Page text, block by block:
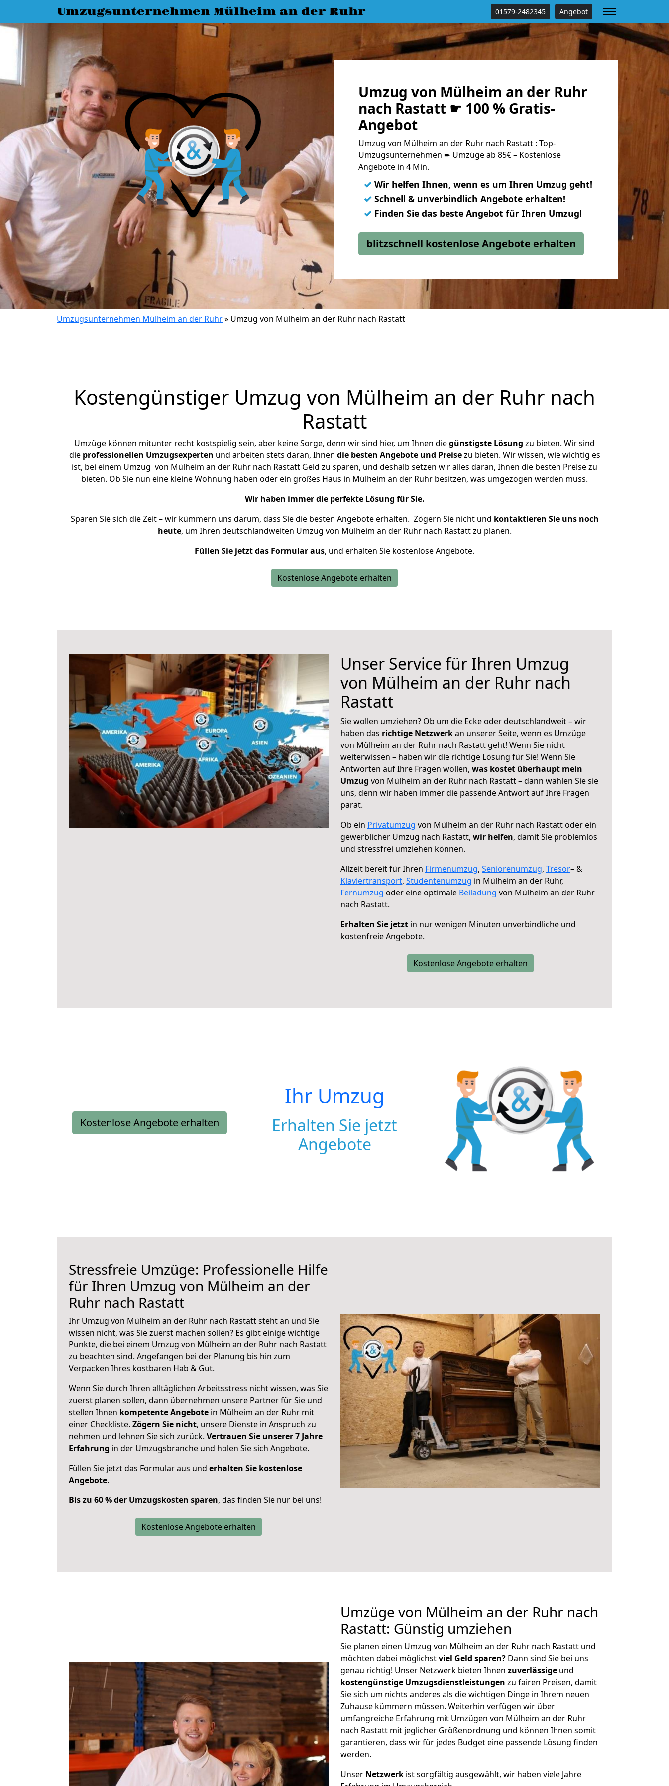
Umzugsunternehmen Mülheim an der Ruhr 01579-2482345 Angebot
Umzug von Mülheim an der Ruhr
nach Rastatt ☛ 100 % Gratis-
Angebot
Umzug von Mülheim an der Ruhr nach Rastatt : Top-
Umzugsunternehmen ➨ Umzüge ab 85€ – Kostenlose
Angebote in 4 Min.
✓ Wir helfen Ihnen, wenn es um Ihren Umzug geht!
✓ Schnell & unverbindlich Angebote erhalten!
✓ Finden Sie das beste Angebot für Ihren Umzug!
blitzschnell kostenlose Angebote erhalten
Umzugsunternehmen Mülheim an der Ruhr» Umzug von Mülheim an der Ruhr nach Rastatt
Kostengünstiger Umzug von Mülheim an der Ruhr nach
Rastatt
Umzüge können mitunter recht kostspielig sein, aber keine Sorge, denn wir sind hier, um Ihnen diegünstigste Lösung zu bieten. Wir sind
die professionellen Umzugsexperten und arbeiten stets daran, Ihnen die besten Angebote und Preisezu bieten. Wir wissen, wie wichtig es
ist, bei einem Umzug von Mülheim an der Ruhr nach Rastatt Geld zu sparen, und deshalb setzen wir alles daran, Ihnen die besten Preise zu
bieten. Ob Sie nun eine kleine Wohnung haben oder ein großes Haus in Mülheim an der Ruhr besitzen, was umgezogen werden muss.
Wir haben immer die perfekte Lösung für Sie.
Sparen Sie sich die Zeit – wir kümmern uns darum, dass Sie die besten Angebote erhalten. Zögern Sie nicht und kontaktieren Sie uns noch
heute, um Ihren deutschlandweiten Umzug von Mülheim an der Ruhr nach Rastatt zu planen.
Füllen Sie jetzt das Formular aus, und erhalten Sie kostenlose Angebote.
Kostenlose Angebote erhalten
Unser Service für Ihren Umzug
von Mülheim an der Ruhr nach
Rastatt
Sie wollen umziehen? Ob um die Ecke oder deutschlandweit – wir
haben das richtige Netzwerkan unserer Seite, wenn es Umzüge
von Mülheim an der Ruhr nach Rastatt geht! Wenn Sie nicht
weiterwissen – haben wir die richtige Lösung für Sie! Wenn Sie
Antworten auf Ihre Fragen wollen, was kostet überhaupt mein
Umzug von Mülheim an der Ruhr nach Rastatt – dann wählen Sie sie
uns, denn wir haben immer die passende Antwort auf Ihre Fragen
parat.
Ob ein Privatumzug von Mülheim an der Ruhr nach Rastatt oder ein
gewerblicher Umzug nach Rastatt, wir helfen, damit Sie problemlos
und stressfrei umziehen können.
Allzeit bereit für Ihren Firmenumzug, Seniorenumzug, Tresor– &
Klaviertransport, Studentenumzug in Mülheim an der Ruhr,
Fernumzug oder eine optimale Beiladung von Mülheim an der Ruhr
nach Rastatt.
Erhalten Sie jetzt in nur wenigen Minuten unverbindliche und
kostenfreie Angebote.
Kostenlose Angebote erhalten
Kostenlose Angebote erhalten
Ihr Umzug
Erhalten Sie jetzt
Angebote
Stressfreie Umzüge: Professionelle Hilfe
für Ihren Umzug von Mülheim an der
Ruhr nach Rastatt
Ihr Umzug von Mülheim an der Ruhr nach Rastatt steht an und Sie
wissen nicht, was Sie zuerst machen sollen? Es gibt einige wichtige
Punkte, die bei einem Umzug von Mülheim an der Ruhr nach Rastatt
zu beachten sind. Angefangen bei der Planung bis hin zum
Verpacken Ihres kostbaren Hab & Gut.
Wenn Sie durch Ihren alltäglichen Arbeitsstress nicht wissen, was Sie
zuerst planen sollen, dann übernehmen unsere Partner für Sie und
stellen Ihnen kompetente Angebote in Mülheim an der Ruhr mit
einer Checkliste. Zögern Sie nicht, unsere Dienste in Anspruch zu
nehmen und lehnen Sie sich zurück. Vertrauen Sie unserer 7 Jahre
Erfahrung in der Umzugsbranche und holen Sie sich Angebote.
Füllen Sie jetzt das Formular aus und erhalten Sie kostenlose
Angebote.
Bis zu 60 % der Umzugskosten sparen, das finden Sie nur bei uns!
Kostenlose Angebote erhalten
Umzüge von Mülheim an der Ruhr nach
Rastatt: Günstig umziehen
Sie planen einen Umzug von Mülheim an der Ruhr nach Rastatt und
möchten dabei möglichstviel Geld sparen? Dann sind Sie bei uns
genau richtig! Unser Netzwerk bieten Ihnen zuverlässige und
kostengünstige Umzugsdienstleistungen zu fairen Preisen, damit
Sie sich um nichts anderes als die wichtigen Dinge in Ihrem neuen
Zuhause kümmern müssen. Weiterhin verfügen wir über
umfangreiche Erfahrung mit Umzügen von Mülheim an der Ruhr
nach Rastatt mit jeglicher Größenordnung und können Ihnen somit
garantieren, dass wir für jedes Budget eine passende Lösung finden
werden.
Unser Netzwerk ist sorgfältig ausgewählt, wir haben viele Jahre